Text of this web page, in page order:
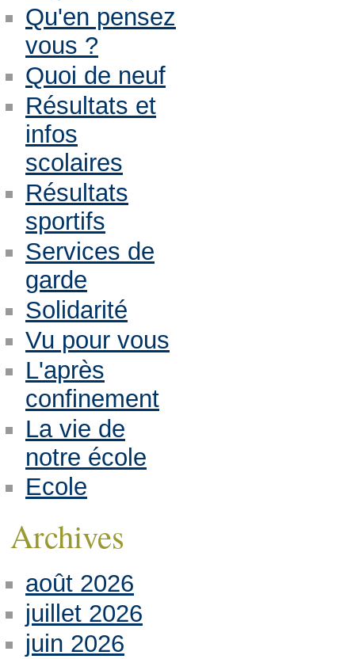
Qu'en pensez
vous ?
Quoi de neuf
Résultats et
infos
scolaires
Résultats
sportifs
Services de
garde
Solidarité
Vu pour vous
L'après
confinement
La vie de
notre école
Ecole
Archives
août 2026
juillet 2026
juin 2026